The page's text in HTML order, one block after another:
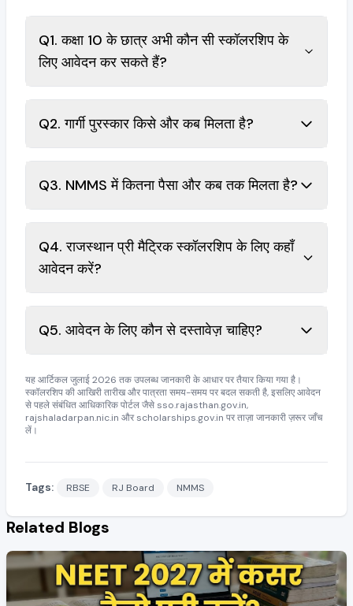
Q1. कक्षा 10 के छात्र अभी कौन सी स्कॉलरशिप के
लिए आवेदन कर सकते हैं?
Q2. गार्गी पुरस्कार किसे और कब मिलता है?
Q3. NMMS में कितना पैसा और कब तक मिलता है?
Q4. राजस्थान प्री मैट्रिक स्कॉलरशिप के लिए कहाँ
आवेदन करें?
Q5. आवेदन के लिए कौन से दस्तावेज़ चाहिए?
यह आर्टिकल जुलाई 2026 तक उपलब्ध जानकारी के आधार पर तैयार किया गया है।
स्कॉलरशिप की आखिरी तारीख और पात्रता समय-समय पर बदल सकती है, इसलिए आवेदन
से पहले संबंधित आधिकारिक पोर्टल जैसे sso.rajasthan.gov.in,
rajshaladarpan.nic.in और scholarships.gov.in पर ताज़ा जानकारी ज़रूर जाँच
लें।
Tags: RBSE RJ Board NMMS
Related Blogs